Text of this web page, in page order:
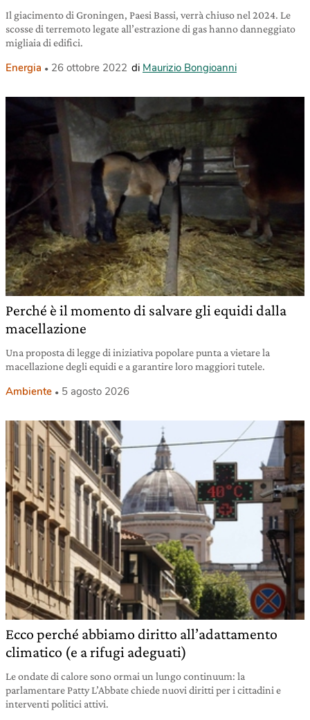
Il giacimento di Groningen, Paesi Bassi, verrà chiuso nel 2024. Le
scosse di terremoto legate all’estrazione di gas hanno danneggiato
migliaia di edifici.
Energia 26 ottobre 2022 di Maurizio Bongioanni
Perché è il momento di salvare gli equidi dalla
macellazione
Una proposta di legge di iniziativa popolare punta a vietare la
macellazione degli equidi e a garantire loro maggiori tutele.
Ambiente 5 agosto 2026
Ecco perché abbiamo diritto all’adattamento
climatico (e a rifugi adeguati)
Le ondate di calore sono ormai un lungo continuum: la
parlamentare Patty L’Abbate chiede nuovi diritti per i cittadini e
interventi politici attivi.